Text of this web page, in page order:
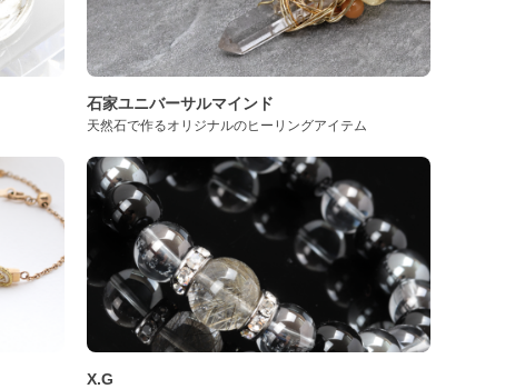
石家ユニバーサルマインド
天然石で作るオリジナルのヒーリングアイテム
X.G